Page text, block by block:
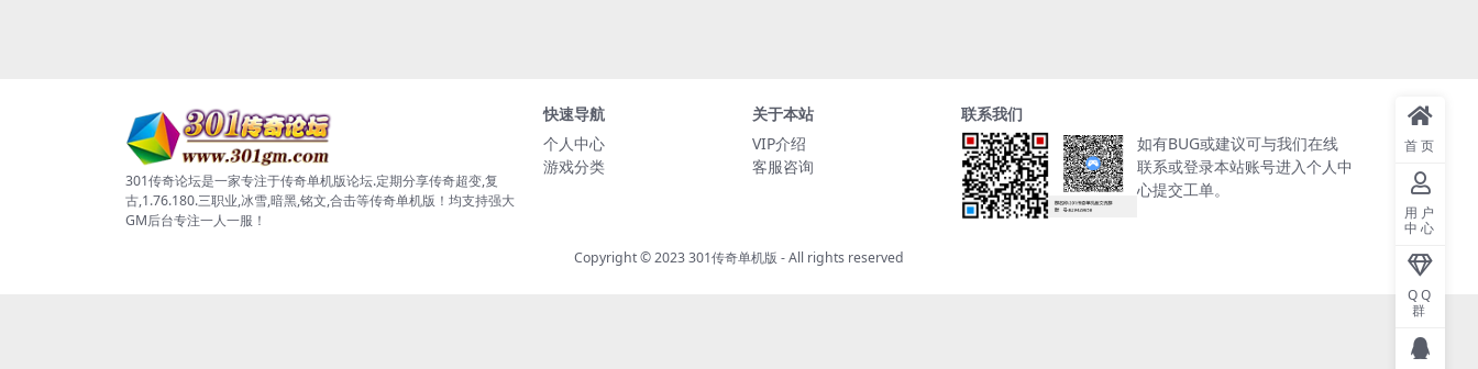
301传奇论坛是一家专注于传奇单机版论坛.定期分享传奇超变,复
古,1.76.180.三职业,冰雪,暗黑,铭文,合击等传奇单机版！均支持强大
GM后台专注一人一服！
快速导航
个人中心
游戏分类
关于本站
VIP介绍
客服咨询
联系我们
如有BUG或建议可与我们在线
联系或登录本站账号进入个人中
心提交工单。
Copyright © 2023301传奇单机版 - All rights reserved
首页
用户
中心
QQ
群